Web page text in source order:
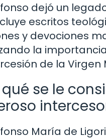
dejó un
escritos
y devociones
la
de la Virgen
qué se le
María de